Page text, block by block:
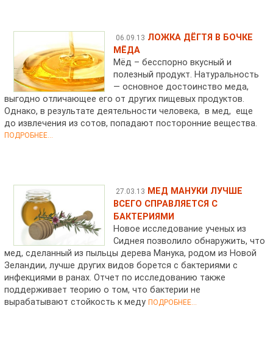
06.09.13 ЛОЖКА ДЁГТЯ В БОЧКЕ
МЁДА
Мёд – бесспорно вкусный и
полезный продукт. Натуральность
— основное достоинство меда,
выгодно отличающее его от других пищевых продуктов.
Однако, в результате деятельности человека, в мед, еще
до извлечения из сотов, попадают посторонние вещества.
ПОДРОБНЕЕ...
27.03.13 МЕД МАНУКИ ЛУЧШЕ
ВСЕГО СПРАВЛЯЕТСЯ С
БАКТЕРИЯМИ
Новое исследование ученых из
Сиднея позволило обнаружить, что
мед, сделанный из пыльцы дерева Манука, родом из Новой
Зеландии, лучше других видов борется с бактериями с
инфекциями в ранах. Отчет по исследованию также
поддерживает теорию о том, что бактерии не
вырабатывают стойкость к медуПОДРОБНЕЕ...